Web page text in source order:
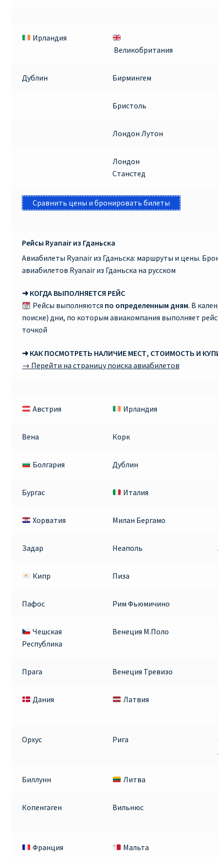
Ирландия
Великобритания
Дублин Бирмингем
Бристоль
Лондон Лутон
Лондон
Станстед
Сравнить цены и бронировать билеты
Рейсы Ryanair из Гданьска
Авиабилеты Ryanair из Гданьска: маршруты и цены.
авиабилетов Ryanair из Гданьска на русском
➜ КОГДА ВЫПОЛНЯЕТСЯ РЕЙС
Рейсы выполняются по определенным дням. В
поиске) дни, по которым авиакомпания выполняет
точкой
➜ КАК ПОСМОТРЕТЬ НАЛИЧИЕ МЕСТ, СТОИМОСТЬ И
→ Перейти на страницу поиска авиабилетов
Австрия Ирландия
Вена Корк
Болгария Дублин
Бургас Италия
Хорватия Милан Бергамо
Задар Неаполь
Кипр Пиза
Пафос Рим Фьюмичино
Чешская
Республика
Венеция М.Поло
Прага Венеция Тревизо
Дания Латвия
Орхус Рига
Биллунн Литва
Копенгаген
Вильнюс
Франция Мальта